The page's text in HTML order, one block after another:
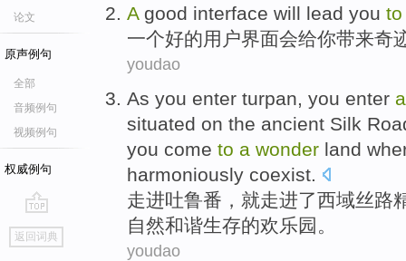
论文
原声例句
全部
音频例句
视频例句
权威例句
go
top
返回词典
A good interface will lead you
一个好的用户界面会给你带来奇
youdao
As you enter turpan you enter a
situated on the ancient Silk
you come to a wonder land
harmoniously coexist.
走进吐鲁番 ， 就走进了西域丝路
自然和谐生存的欢乐园。
youdao